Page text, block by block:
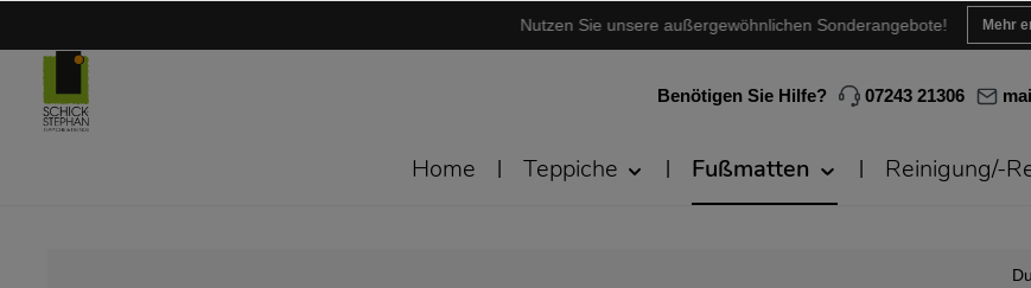
Nutzen Sie unsere außergewöhnlichen Sonderangebote! Mehr
Benötigen Sie Hilfe? 07243 21306
Home Teppiche Fußmatten Reinigung/-